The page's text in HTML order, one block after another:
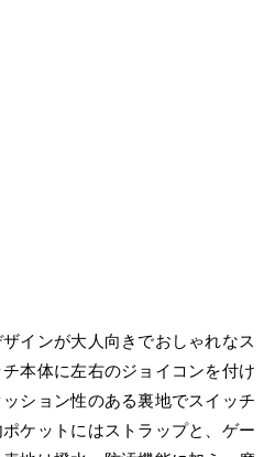
インが大人向きでおしゃれなス
本体に左右のジョイコンを付け
ション性のある裏地でスイッチ
ケットにはストラップと、ゲー